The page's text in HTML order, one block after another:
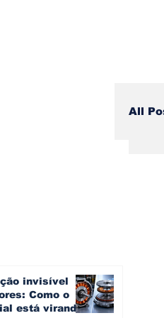
invisível
Como o
está virando
All